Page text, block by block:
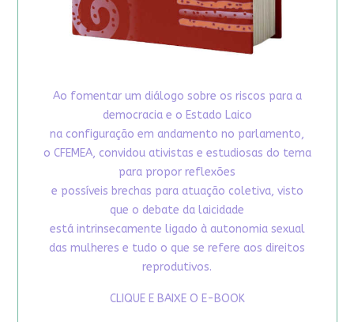
Ao fomentar um diálogo sobre os riscos para a
democracia e o Estado Laico
na configuração em andamento no parlamento,
o CFEMEA, convidou ativistas e estudiosas do tema
para propor reflexões
e possíveis brechas para atuação coletiva, visto
que o debate da laicidade
está intrinsecamente ligado à autonomia sexual
das mulheres e tudo o que se refere aos direitos
reprodutivos.
CLIQUE E BAIXE O E-BOOK